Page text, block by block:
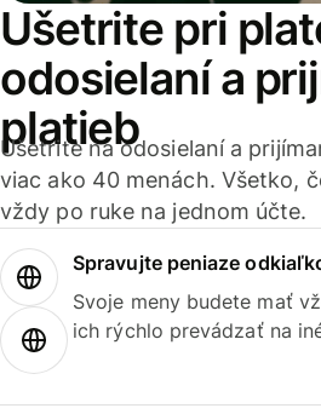
Ušetrite pri
odosielaní a
platieb
Ušetrite na odosielaní a
viac ako 40 menách. Všetko,
vždy po ruke na jednom účte.
Spravujte peniaze
Svoje meny budete mať
ich rýchlo prevádzať na